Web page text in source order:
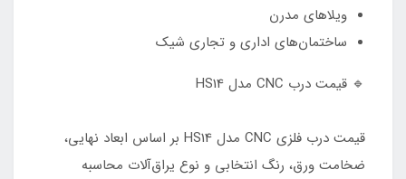
ویلاهای مدرن
ساختمان‌های اداری و تجاری شیک
🔹 قیمت درب CNC مدل HS14
قیمت درب فلزی CNC مدل HS14 بر اساس ابعاد نهایی،
ضخامت ورق، رنگ انتخابی و نوع یراق‌آلات محاسبه